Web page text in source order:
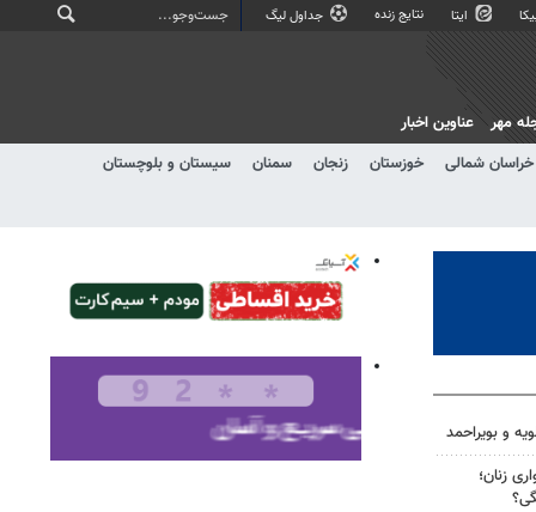
ایتا نتایج زنده جداول لیگ
خراسان شمالی خوزستان زنجان سمنان
سیستان و بلوچستان
مهر عناوین اخبار
و بویراحمد
زنان؛